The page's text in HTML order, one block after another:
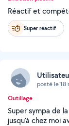
Réactif et
Super réactif
posté le 18
Outillage
Super sympa de
jusqu'à chez moi